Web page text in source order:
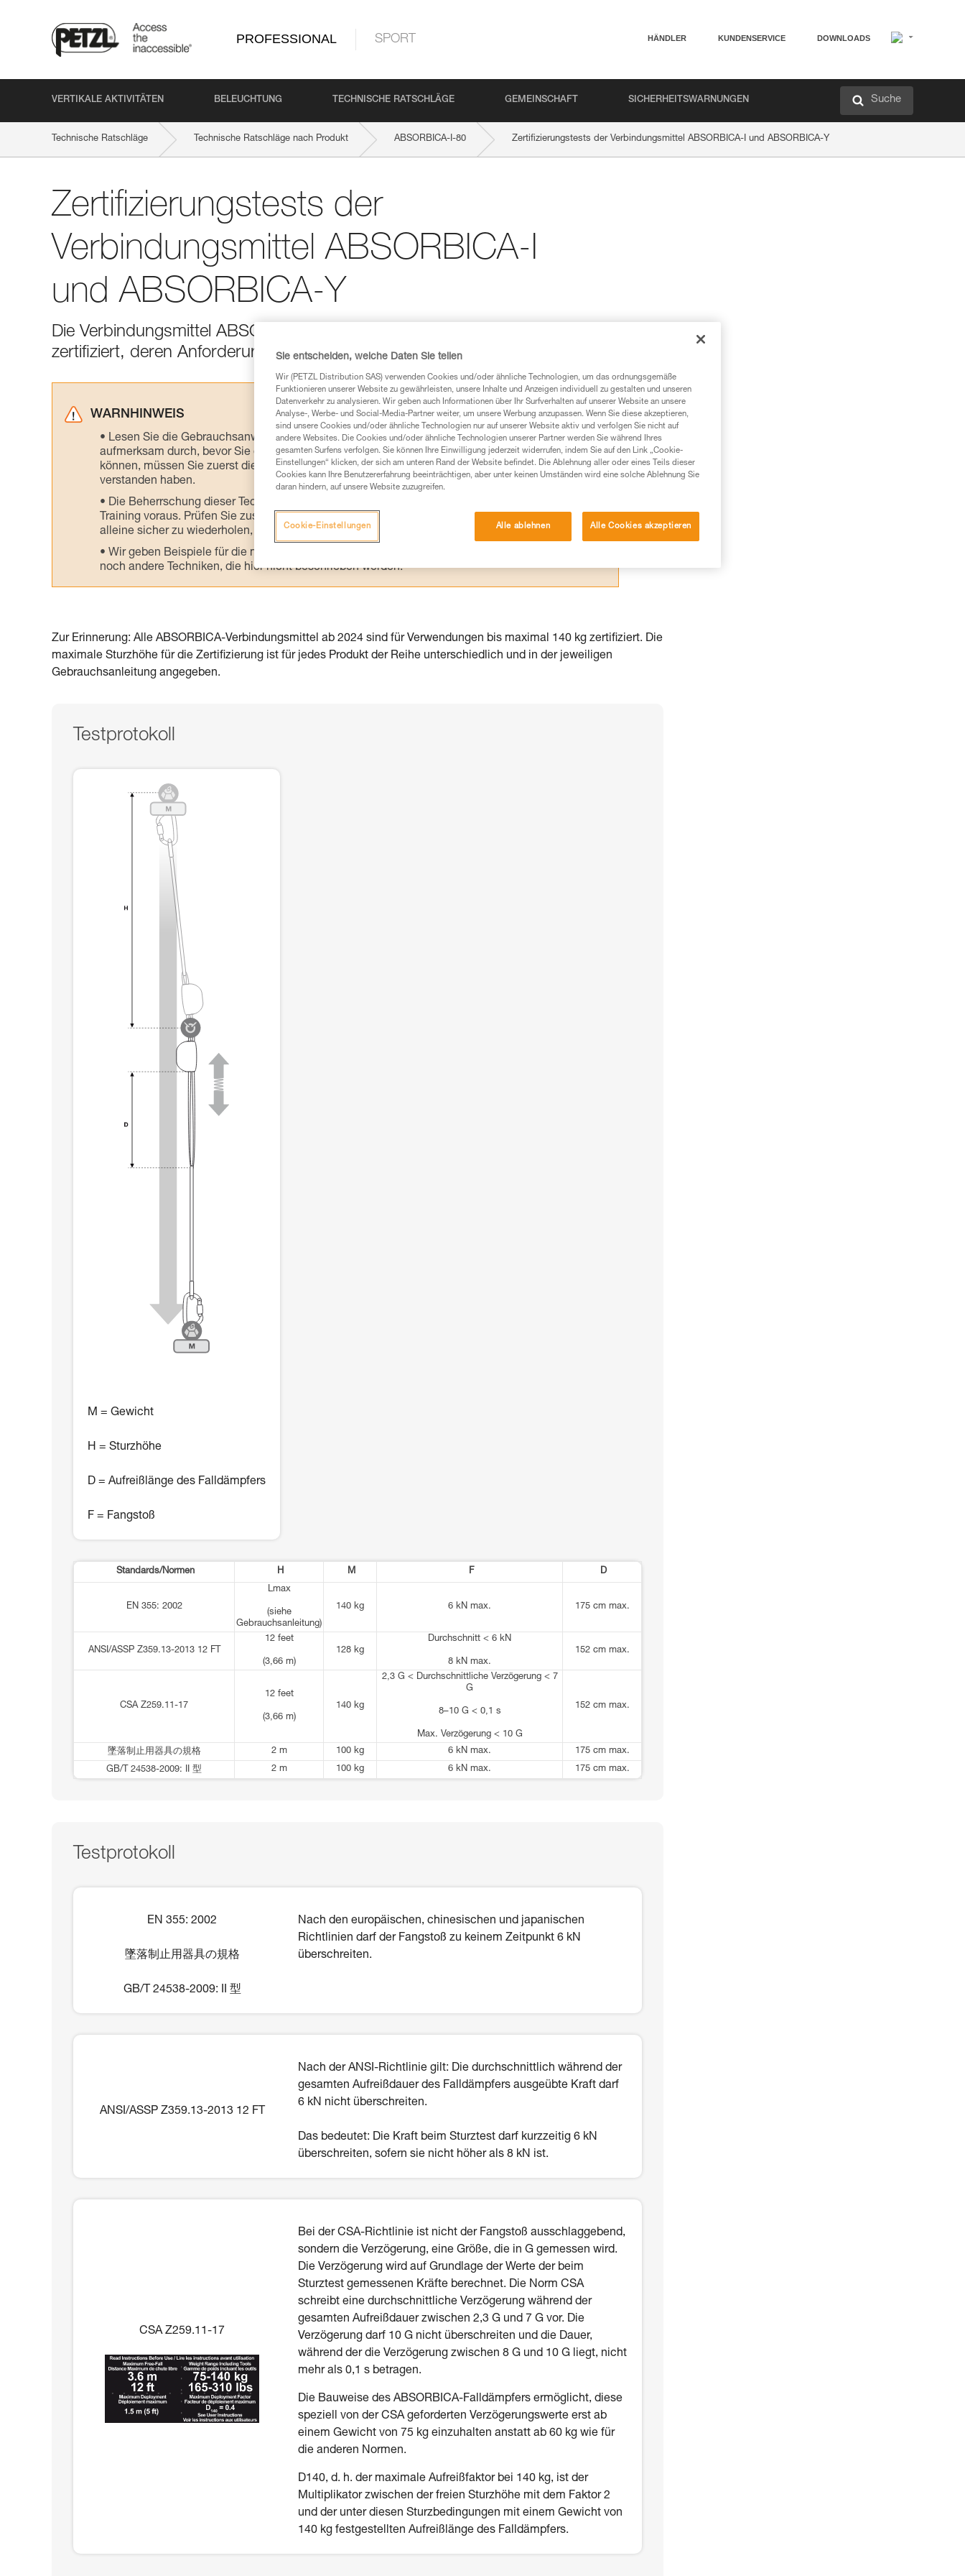
PROFESSIONAL SPORT HÄNDLER KUNDENSERVICE DOWNLOADS
VERTIKALE AKTIVITÄTEN BELEUCHTUNG TECHNISCHE RATSCHLÄGE GEMEINSCHAFT SICHERHEITSWARNUNGEN Suche
Technische Ratschläge Technische Ratschläge nach Produkt ABSORBICA-I-80 Zertifizierungstests der Verbindungsmittel ABSORBICA-I und ABSORBICA-Y
Zertifizierungstests der
Verbindungsmittel ABSORBICA-I
und ABSORBICA-Y
Die Verbindungsmittel ABSORBICA-I und -Y sind nach mehreren Normen
zertifiziert, deren Anforderungen nicht vollkommen identisch sind.
WARNHINWEIS
Lesen Sie die Gebrauchsanweisungen der Produkte, um die es in diesem Tech Tipp geht,
aufmerksam durch, bevor Sie diesen zu Rate ziehen. Um diese Zusatzinformationen verstehen zu
können, müssen Sie zuerst die in der Gebrauchsanweisung enthaltenen Informationen richtig
verstanden haben.
Die Beherrschung dieser Techniken setzt eine entsprechende Ausbildung und ein spezielles
Training voraus. Prüfen Sie zusammen mit einem Profi, ob Sie in der Lage sind, den Vorgang
alleine sicher zu wiederholen, bevor Sie ihn eigenständig durchführen.
Wir geben Beispiele für die mit Ihrer Aktivität verbundenen Techniken. Möglicherweise gibt es
noch andere Techniken, die hier nicht beschrieben werden.
Zur Erinnerung: Alle ABSORBICA-Verbindungsmittel ab 2024 sind für Verwendungen bis maximal 140 kg zertifiziert. Die
maximale Sturzhöhe für die Zertifizierung ist für jedes Produkt der Reihe unterschiedlich und in der jeweiligen
Gebrauchsanleitung angegeben.
Testprotokoll
M = Gewicht
H = Sturzhöhe
D = Aufreißlänge des Falldämpfers
F = Fangstoß
Standards/Normen H M F D
EN 355: 2002
Lmax
(siehe
Gebrauchsanleitung)
140 kg 6 kN max. 175 cm max.
ANSI/ASSP Z359.13-2013 12 FT
12 feet
(3,66 m)
128 kg
Durchschnitt < 6 kN
8 kN max.
152 cm max.
CSA Z259.11-17
12 feet
(3,66 m)
140 kg
2,3 G < Durchschnittliche Verzögerung < 7
G
8–10 G < 0,1 s
Max. Verzögerung < 10 G
152 cm max.
墜落制止用器具の規格 2 m 100 kg 6 kN max.
175 cm max.
GB/T 24538-2009: II 型
2 m 100 kg 6 kN max. 175 cm max.
Testprotokoll
EN 355: 2002
墜落制止用器具の規格
GB/T 24538-2009: II 型
Nach den europäischen, chinesischen und japanischen
Richtlinien darf der Fangstoß zu keinem Zeitpunkt 6 kN
überschreiten.
ANSI/ASSP Z359.13-2013 12 FT
Nach der ANSI-Richtlinie gilt: Die durchschnittlich während der
gesamten Aufreißdauer des Falldämpfers ausgeübte Kraft darf
6 kN nicht überschreiten.
Das bedeutet: Die Kraft beim Sturztest darf kurzzeitig 6 kN
überschreiten, sofern sie nicht höher als 8 kN ist.
CSA Z259.11-17
Bei der CSA-Richtlinie ist nicht der Fangstoß ausschlaggebend,
sondern die Verzögerung, eine Größe, die in G gemessen wird.
Die Verzögerung wird auf Grundlage der Werte der beim
Sturztest gemessenen Kräfte berechnet. Die Norm CSA
schreibt eine durchschnittliche Verzögerung während der
gesamten Aufreißdauer zwischen 2,3 G und 7 G vor. Die
Verzögerung darf 10 G nicht überschreiten und die Dauer,
während der die Verzögerung zwischen 8 G und 10 G liegt, nicht
mehr als 0,1 s betragen.
Die Bauweise des ABSORBICA-Falldämpfers ermöglicht, diese
speziell von der CSA geforderten Verzögerungswerte erst ab
einem Gewicht von 75 kg einzuhalten anstatt ab 60 kg wie für
die anderen Normen.
D140, d. h. der maximale Aufreißfaktor bei 140 kg, ist der
Multiplikator zwischen der freien Sturzhöhe mit dem Faktor 2
und der unter diesen Sturzbedingungen mit einem Gewicht von
140 kg festgestellten Aufreißlänge des Falldämpfers.
Sie entscheiden, welche Daten Sie teilen
Wir (PETZL Distribution SAS) verwenden Cookies und/oder ähnliche Technologien, um das ordnungsgemäße
Funktionieren unserer Website zu gewährleisten, unsere Inhalte und Anzeigen individuell zu gestalten und unseren
Datenverkehr zu analysieren. Wir geben auch Informationen über Ihr Surfverhalten auf unserer Website an unsere
Analyse-, Werbe- und Social-Media-Partner weiter, um unsere Werbung anzupassen. Wenn Sie diese akzeptieren,
sind unsere Cookies und/oder ähnliche Technologien nur auf unserer Website aktiv und verfolgen Sie nicht auf
andere Websites. Die Cookies und/oder ähnliche Technologien unserer Partner werden Sie während Ihres
gesamten Surfens verfolgen. Sie können Ihre Einwilligung jederzeit widerrufen, indem Sie auf den Link „Cookie-
Einstellungen“ klicken, der sich am unteren Rand der Website befindet. Die Ablehnung aller oder eines Teils dieser
Cookies kann Ihre Benutzererfahrung beeinträchtigen, aber unter keinen Umständen wird eine solche Ablehnung Sie
daran hindern, auf unsere Website zuzugreifen.
Alle ablehnen Alle Cookies akzeptieren
Cookie-Einstellungen